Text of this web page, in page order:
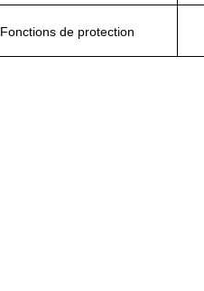
Fonctions de protection